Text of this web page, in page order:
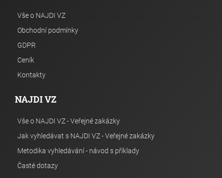
Vše o NAJDI VZ
Obchodní podmínky
GDPR
Ceník
Kontakty
NAJDI VZ
Vše o NAJDI VZ - Veřejné zakázky
Jak vyhledávat s NAJDI VZ - Veřejné zakázky
Metodika vyhledávání - návod s příklady
Časté dotazy